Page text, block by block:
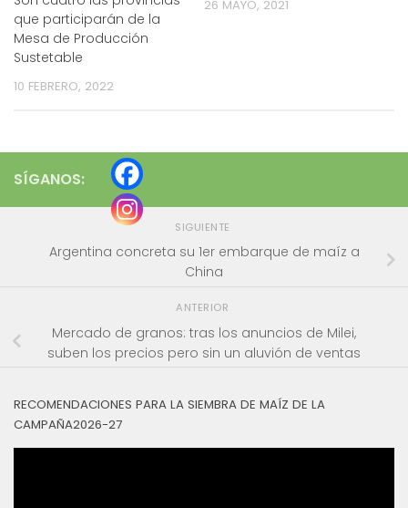
que participarán de la
Mesa de Producción
Sustetable
10 FEBRERO, 2022
26 MAYO, 2021
SÍGANOS:
SIGUIENTE
Argentina concreta su 1er embarque de maíz a
China
ANTERIOR
Mercado de granos: tras los anuncios de Milei,
suben los precios pero sin un aluvión de ventas
RECOMENDACIONES PARA LA SIEMBRA DE MAÍZ DE LA
CAMPAÑA2026-27